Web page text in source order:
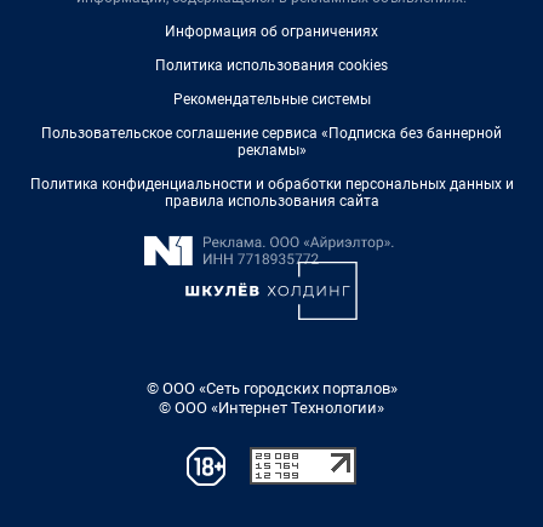
Информация об ограничениях
Политика использования cookies
Рекомендательные системы
Пользовательское соглашение сервиса «Подписка без баннерной
рекламы»
Политика конфиденциальности и обработки персональных данных и
правила использования сайта
© ООО «Сеть городских порталов»
© ООО «Интернет Технологии»